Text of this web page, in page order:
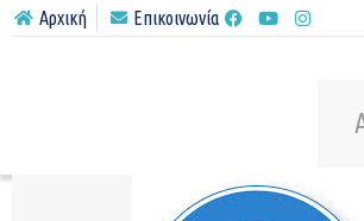
Αρχική Επικοινωνία